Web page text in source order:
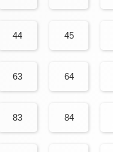
44 45
63 64
83 84